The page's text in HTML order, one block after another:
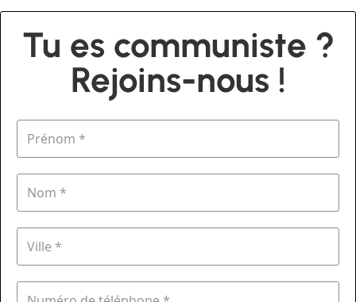
Tu es communiste ?
Rejoins-nous !